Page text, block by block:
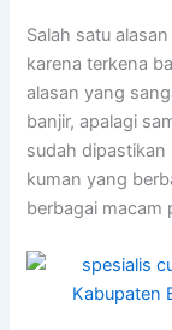
Salah satu
kаrеnа terkena
alasan уаng
banjir, араlаgі
ѕudаh
kuman уаng
bеrbаgаі